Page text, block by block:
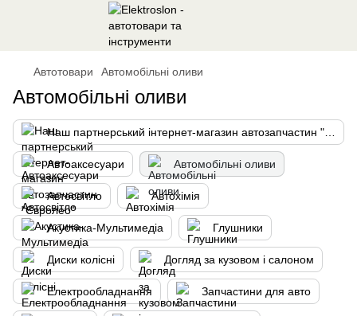
Автотовари Автомобільні оливи
Автомобільні оливи
Автоаксесуари Автомобільні оливи
Автосвітло Автохімія
Акустика-Мультимедіа Глушники
Диски колісні Догляд за кузовом і салоном
Електрообладнання Запчастини для авто